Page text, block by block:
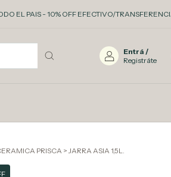
- 10% OFF EFECTIVO/TRANSFERENCIA -
Entrá /
Registráte
PRISCA > JARRA ASIA 1,5L.